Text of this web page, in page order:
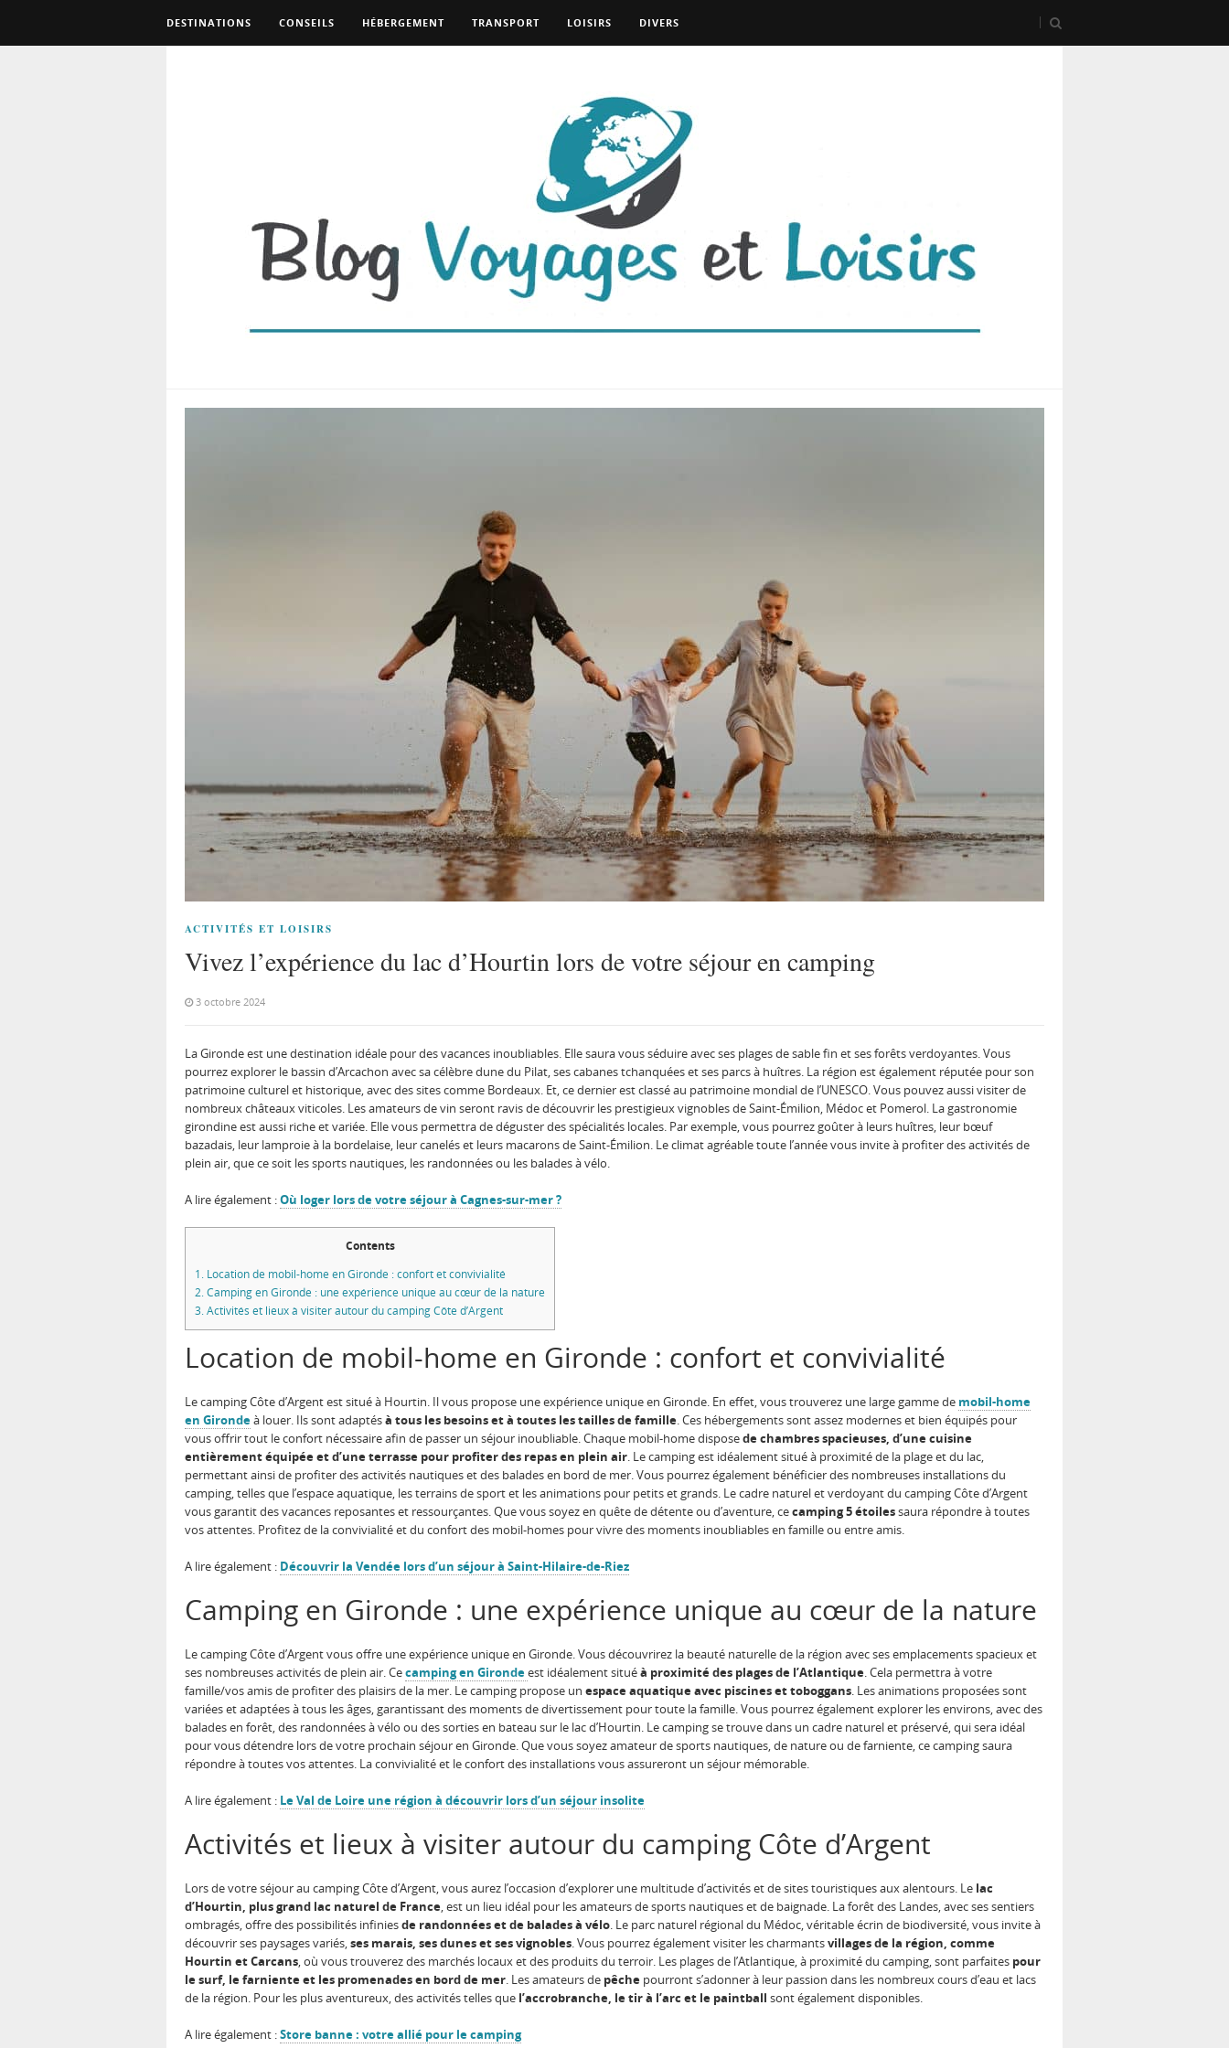
DESTINATIONS CONSEILS HÉBERGEMENT TRANSPORT LOISIRS DIVERS
ACTIVITÉS ET LOISIRS
Vivez l’expérience du lac d’Hourtin lors de votre séjour en camping
3 octobre 2024
La Gironde est une destination idéale pour des vacances inoubliables. Elle saura vous séduire avec ses plages de sable fin et ses forêts verdoyantes. Vous
pourrez explorer le bassin d’Arcachon avec sa célèbre dune du Pilat, ses cabanes tchanquées et ses parcs à huîtres. La région est également réputée pour son
patrimoine culturel et historique, avec des sites comme Bordeaux. Et, ce dernier est classé au patrimoine mondial de l’UNESCO. Vous pouvez aussi visiter de
nombreux châteaux viticoles. Les amateurs de vin seront ravis de découvrir les prestigieux vignobles de Saint-Émilion, Médoc et Pomerol. La gastronomie
girondine est aussi riche et variée. Elle vous permettra de déguster des spécialités locales. Par exemple, vous pourrez goûter à leurs huîtres, leur bœuf
bazadais, leur lamproie à la bordelaise, leur canelés et leurs macarons de Saint-Émilion. Le climat agréable toute l’année vous invite à profiter des activités de
plein air, que ce soit les sports nautiques, les randonnées ou les balades à vélo.
A lire également :Où loger lors de votre séjour à Cagnes-sur-mer ?
Contents
1. Location de mobil-home en Gironde : confort et convivialité
2.Camping en Gironde : une expérience unique au cœur de la nature
3.Activités et lieux à visiter autour du camping Côte d’Argent
Location de mobil-home en Gironde : confort et convivialité
Le camping Côte d’Argent est situé à Hourtin. Il vous propose une expérience unique en Gironde. En effet, vous trouverez une large gamme de mobil-home
en Girondeà louer. Ils sont adaptésà tous les besoins et à toutes les tailles de famille. Ces hébergements sont assez modernes et bien équipés pour
vous offrir tout le confort nécessaire afin de passer un séjour inoubliable. Chaque mobil-home disposede chambres spacieuses, d’une cuisine
entièrement équipée et d’une terrasse pour profiter des repas en plein air. Le camping est idéalement situé à proximité de la plage et du lac,
permettant ainsi de profiter des activités nautiques et des balades en bord de mer. Vous pourrez également bénéficier des nombreuses installations du
camping, telles que l’espace aquatique, les terrains de sport et les animations pour petits et grands. Le cadre naturel et verdoyant du camping Côte d’Argent
vous garantit des vacances reposantes et ressourçantes. Que vous soyez en quête de détente ou d’aventure, cecamping 5 étoilessaura répondre à toutes
vos attentes. Profitez de la convivialité et du confort des mobil-homes pour vivre des moments inoubliables en famille ou entre amis.
A lire également : Découvrir la Vendée lors d’un séjour à Saint-Hilaire-de-Riez
Camping en Gironde : une expérience unique au cœur de la nature
Le camping Côte d’Argent vous offre une expérience unique en Gironde. Vous découvrirez la beauté naturelle de la région avec ses emplacements spacieux et
ses nombreuses activités de plein air. Cecamping en Girondeest idéalement situéà proximité des plages de l’Atlantique. Cela permettra à votre
famille/vos amis de profiter des plaisirs de la mer. Le camping propose un espace aquatique avec piscines et toboggans. Les animations proposées sont
variées et adaptées à tous les âges, garantissant des moments de divertissement pour toute la famille. Vous pourrez également explorer les environs, avec des
balades en forêt, des randonnées à vélo ou des sorties en bateau sur le lac d’Hourtin. Le camping se trouve dans un cadre naturel et préservé, qui sera idéal
pour vous détendre lors de votre prochain séjour en Gironde. Que vous soyez amateur de sports nautiques, de nature ou de farniente, ce camping saura
répondre à toutes vos attentes. La convivialité et le confort des installations vous assureront un séjour mémorable.
A lire également : Le Val de Loire une région à découvrir lors d’un séjour insolite
Activités et lieux à visiter autour du camping Côte d’Argent
Lors de votre séjour au camping Côte d’Argent, vous aurez l’occasion d’explorer une multitude d’activités et de sites touristiques aux alentours. Le lac
d’Hourtin, plus grand lac naturel de France, est un lieu idéal pour les amateurs de sports nautiques et de baignade. La forêt des Landes, avec ses sentiers
ombragés, offre des possibilités infiniesde randonnées et de balades à vélo. Le parc naturel régional du Médoc, véritable écrin de biodiversité, vous invite à
découvrir ses paysages variés,ses marais, ses dunes et ses vignobles. Vous pourrez également visiter les charmantsvillages de la région, comme
Hourtin et Carcans, où vous trouverez des marchés locaux et des produits du terroir. Les plages de l’Atlantique, à proximité du camping, sont parfaites pour
le surf, le farniente et les promenades en bord de mer. Les amateurs de pêche pourront s’adonner à leur passion dans les nombreux cours d’eau et lacs
de la région. Pour les plus aventureux, des activités telles que l’accrobranche, le tir à l’arc et le paintball sont également disponibles.
A lire également :Store banne : votre allié pour le camping